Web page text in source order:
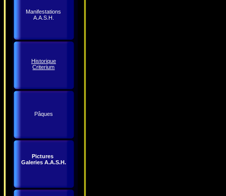
Manifestations
A.A.S.H.
Historique
Criterium
Pâques
Pictures
Galeries A.A.S.H.